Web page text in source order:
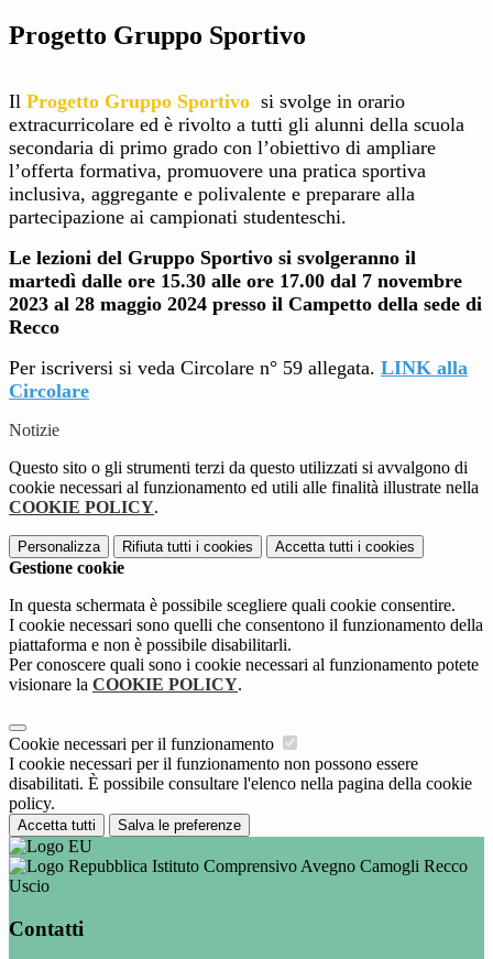
Progetto Gruppo Sportivo
Il Progetto Gruppo Sportivo si svolge in orario
extracurricolare ed è rivolto a tutti gli alunni della scuola
secondaria di primo grado con l’obiettivo di ampliare
l’offerta formativa, promuovere una pratica sportiva
inclusiva, aggregante e polivalente e preparare alla
partecipazione ai campionati studenteschi.
Le lezioni del Gruppo Sportivo si svolgeranno il
martedì dalle ore 15.30 alle ore 17.00 dal 7 novembre
2023 al 28 maggio 2024 presso il Campetto della sede di
Recco
Per iscriversi si veda Circolare n° 59 allegata. LINK alla
Circolare
Notizie
Questo sito o gli strumenti terzi da questo utilizzati si avvalgono di
cookie necessari al funzionamento ed utili alle finalità illustrate nella
COOKIE POLICY.
Personalizza Rifiuta tutti i cookies Accetta tutti i cookies
Gestione cookie
In questa schermata è possibile scegliere quali cookie consentire.
I cookie necessari sono quelli che consentono il funzionamento della
piattaforma e non è possibile disabilitarli.
Per conoscere quali sono i cookie necessari al funzionamento potete
visionare la COOKIE POLICY.
Cookie necessari per il funzionamento
I cookie necessari per il funzionamento non possono essere
disabilitati. È possibile consultare l'elenco nella pagina della cookie
policy.
Accetta tutti Salva le preferenze
Istituto Comprensivo Avegno Camogli Recco
Uscio
Contatti